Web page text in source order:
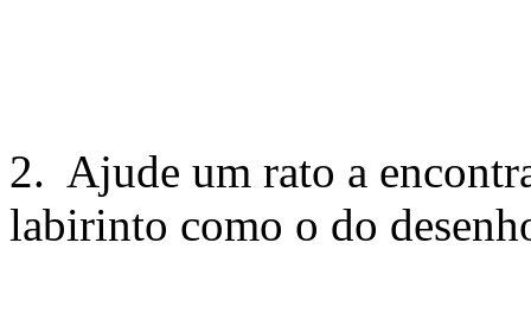
2. Ajude um rato a
labirinto como o do